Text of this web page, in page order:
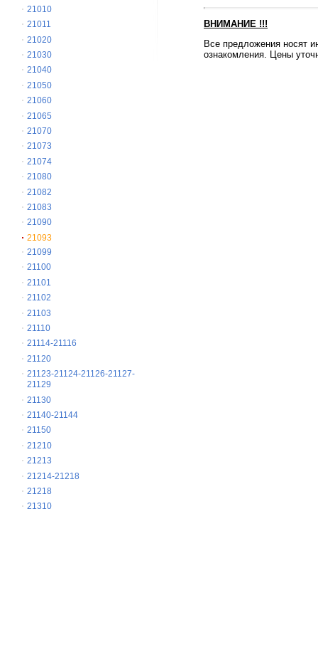
21010
21011
21020
21030
21040
21050
21060
21065
21070
21073
21074
21080
21082
21083
21090
21093
21099
21100
21101
21102
21103
21110
21114-21116
21120
21123-21124-21126-21127-
21129
21130
21140-21144
21150
21210
21213
21214-21218
21218
21310
ВНИМАНИЕ !!!
Все предложения носят
ознакомления. Цены